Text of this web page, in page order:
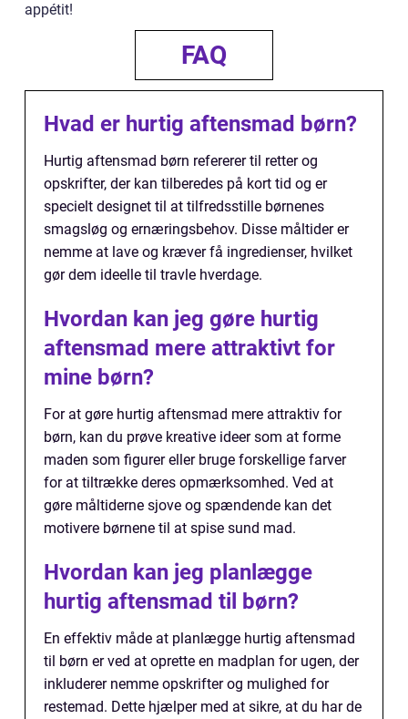
appétit!
FAQ
Hvad er hurtig aftensmad børn?
Hurtig aftensmad børn refererer til retter og
opskrifter, der kan tilberedes på kort tid og er
specielt designet til at tilfredsstille børnenes
smagsløg og ernæringsbehov. Disse måltider er
nemme at lave og kræver få ingredienser, hvilket
gør dem ideelle til travle hverdage.
Hvordan kan jeg gøre hurtig
aftensmad mere attraktivt for
mine børn?
For at gøre hurtig aftensmad mere attraktiv for
børn, kan du prøve kreative ideer som at forme
maden som figurer eller bruge forskellige farver
for at tiltrække deres opmærksomhed. Ved at
gøre måltiderne sjove og spændende kan det
motivere børnene til at spise sund mad.
Hvordan kan jeg planlægge
hurtig aftensmad til børn?
En effektiv måde at planlægge hurtig aftensmad
til børn er ved at oprette en madplan for ugen, der
inkluderer nemme opskrifter og mulighed for
restemad. Dette hjælper med at sikre, at du har de